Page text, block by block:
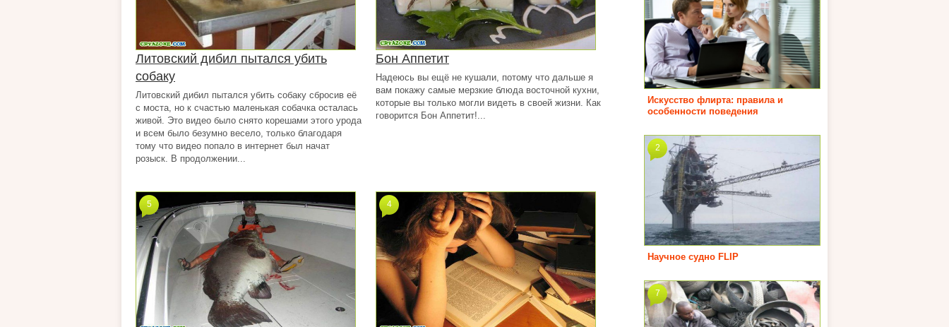
Литовский дибил пытался убить
собаку
Литовский дибил пытался убить собаку сбросив её
с моста, но к счастью маленькая собачка осталась
живой. Это видео было снято корешами этого урода
и всем было безумно весело, только благодаря
тому что видео попало в интернет был начат
розыск. В продолжении...
Бон Аппетит
Надеюсь вы ещё не кушали, потому что дальше я
вам покажу самые мерзкие блюда восточной кухни,
которые вы только могли видеть в своей жизни. Как
говорится Бон Аппетит!...
5 4
Искусство флирта: правила и
особенности поведения
Научное судно FLIP
2
7